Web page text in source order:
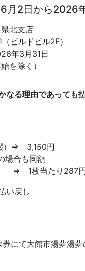
2日から2026
北支店
ビルドビル2F）
年3月31日
を除く）
る理由であっても
）⇒ 3,150円
場合も同額
当たり287円
い戻し
にて大館市湯夢湯